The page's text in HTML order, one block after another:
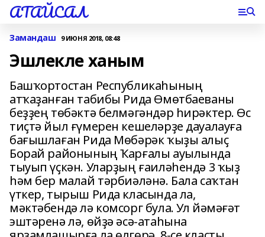
АТАЙСАЛ
Замандаш 9 ИЮНЯ 2018, 08:48
Эшлекле ханым
Башҡортостан Республикаһының
атҡаҙанған табибы Рида Өмөтбаеваны
беҙҙең төбәктә белмәгәндәр һирәктер. Өс
тиҫтә йыл ғүмерен кешеләрҙе дауалауға
бағышлаған Рида Мөбәрәк ҡыҙы алыҫ
Борай районының Ҡарғалы ауылында
тыуып үҫкән. Уларҙың ғаиләһендә 3 ҡыҙ
һәм бер малай тәрбиәләнә. Бала саҡтан
үткер, тырыш Рида класында ла,
мәктәбендә лә комсорг була. Ул йәмәғәт
эштәренә лә, өйҙә әсә-атаһына